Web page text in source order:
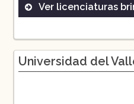
Ver licenciaturas
Administración
Comercio y
Universidad del